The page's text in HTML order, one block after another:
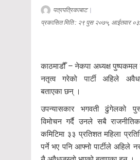
पत्रपत्रिकाबाट|
प्रकासित मिति : २९ पुस २०७५, आईतवार
काठमाडौँ – नेकपा अध्यक्ष
नतृत्व गरेको पार्टी अहिले
बताएका छन् ।
उपन्यासकार भगवती ढुंगेलको
विमोचन गर्दै उनले सबै
कमिटिमा ३३ प्रतिशत महिला
पर्ने भए पनि आफ्नो पार्टीले अहिले